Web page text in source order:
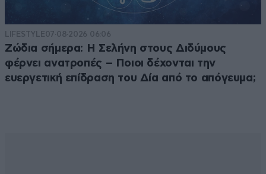
LIFESTYLE07·08·2026 06:06
Ζώδια σήμερα: Η Σελήνη στους Διδύμους
φέρνει ανατροπές – Ποιοι δέχονται την
ευεργετική επίδραση του Δία από το απόγευμα;